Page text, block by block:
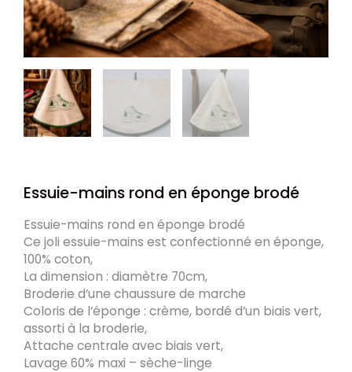
Essuie-mains rond en éponge brodé
Essuie-mains rond en éponge brodé
Ce joli essuie-mains est confectionné en éponge,
100% coton,
La dimension : diamètre 70cm,
Broderie d’une chaussure de marche
Coloris de l’éponge : crème, bordé d’un biais vert,
assorti à la broderie,
Attache centrale avec biais vert,
Lavage 60% maxi – sèche-linge